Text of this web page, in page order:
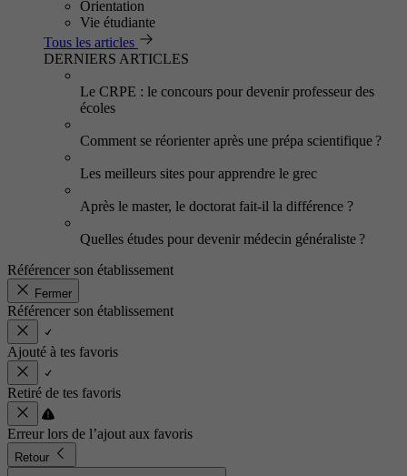
Orientation
Vie étudiante
Tous les articles
DERNIERS ARTICLES
Le CRPE : le concours pour devenir professeur des
écoles
Comment se réorienter après une prépa scientifique ?
Les meilleurs sites pour apprendre le grec
Après le master, le doctorat fait-il la différence ?
Quelles études pour devenir médecin généraliste ?
Référencer son établissement
Fermer
Référencer son établissement
Ajouté à tes favoris
Retiré de tes favoris
Erreur lors de l’ajout aux favoris
Retour